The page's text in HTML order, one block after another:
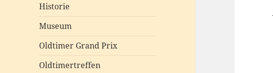
Historie
Museum
Oldtimer Grand Prix
Oldtimertreffen